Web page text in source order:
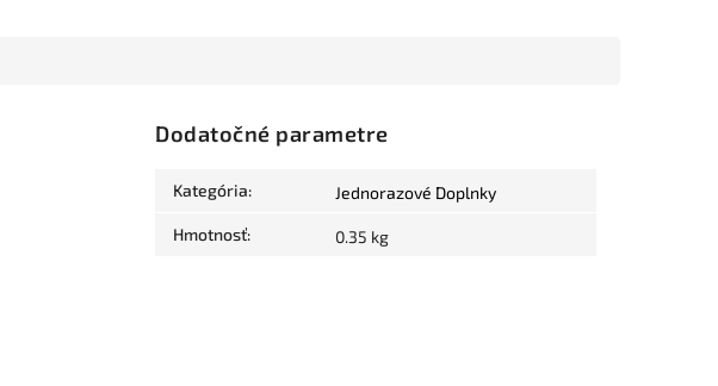
Dodatočné parametre
Kategória: Jednorazové Doplnky
Hmotnosť: 0.35 kg